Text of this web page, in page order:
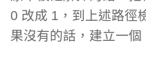
0 改成 1，到上述路徑
果沒有的話，建立一個